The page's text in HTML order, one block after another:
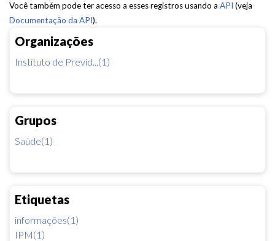
Organizações
Instituto de Previd...(1)
Grupos
Saúde(1)
Etiquetas
informações(1)
IPM(1)
Você também pode ter acesso a esses registros usando a API (veja
Documentação da API).